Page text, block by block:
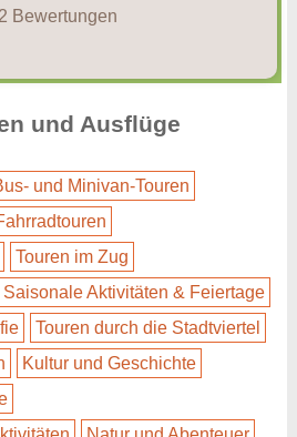
Bewertungen
und Ausflüge
und Minivan-Touren
Touren im Zug
Saisonale Aktivitäten & Feiertage
Touren durch die Stadtviertel
Kultur und Geschichte